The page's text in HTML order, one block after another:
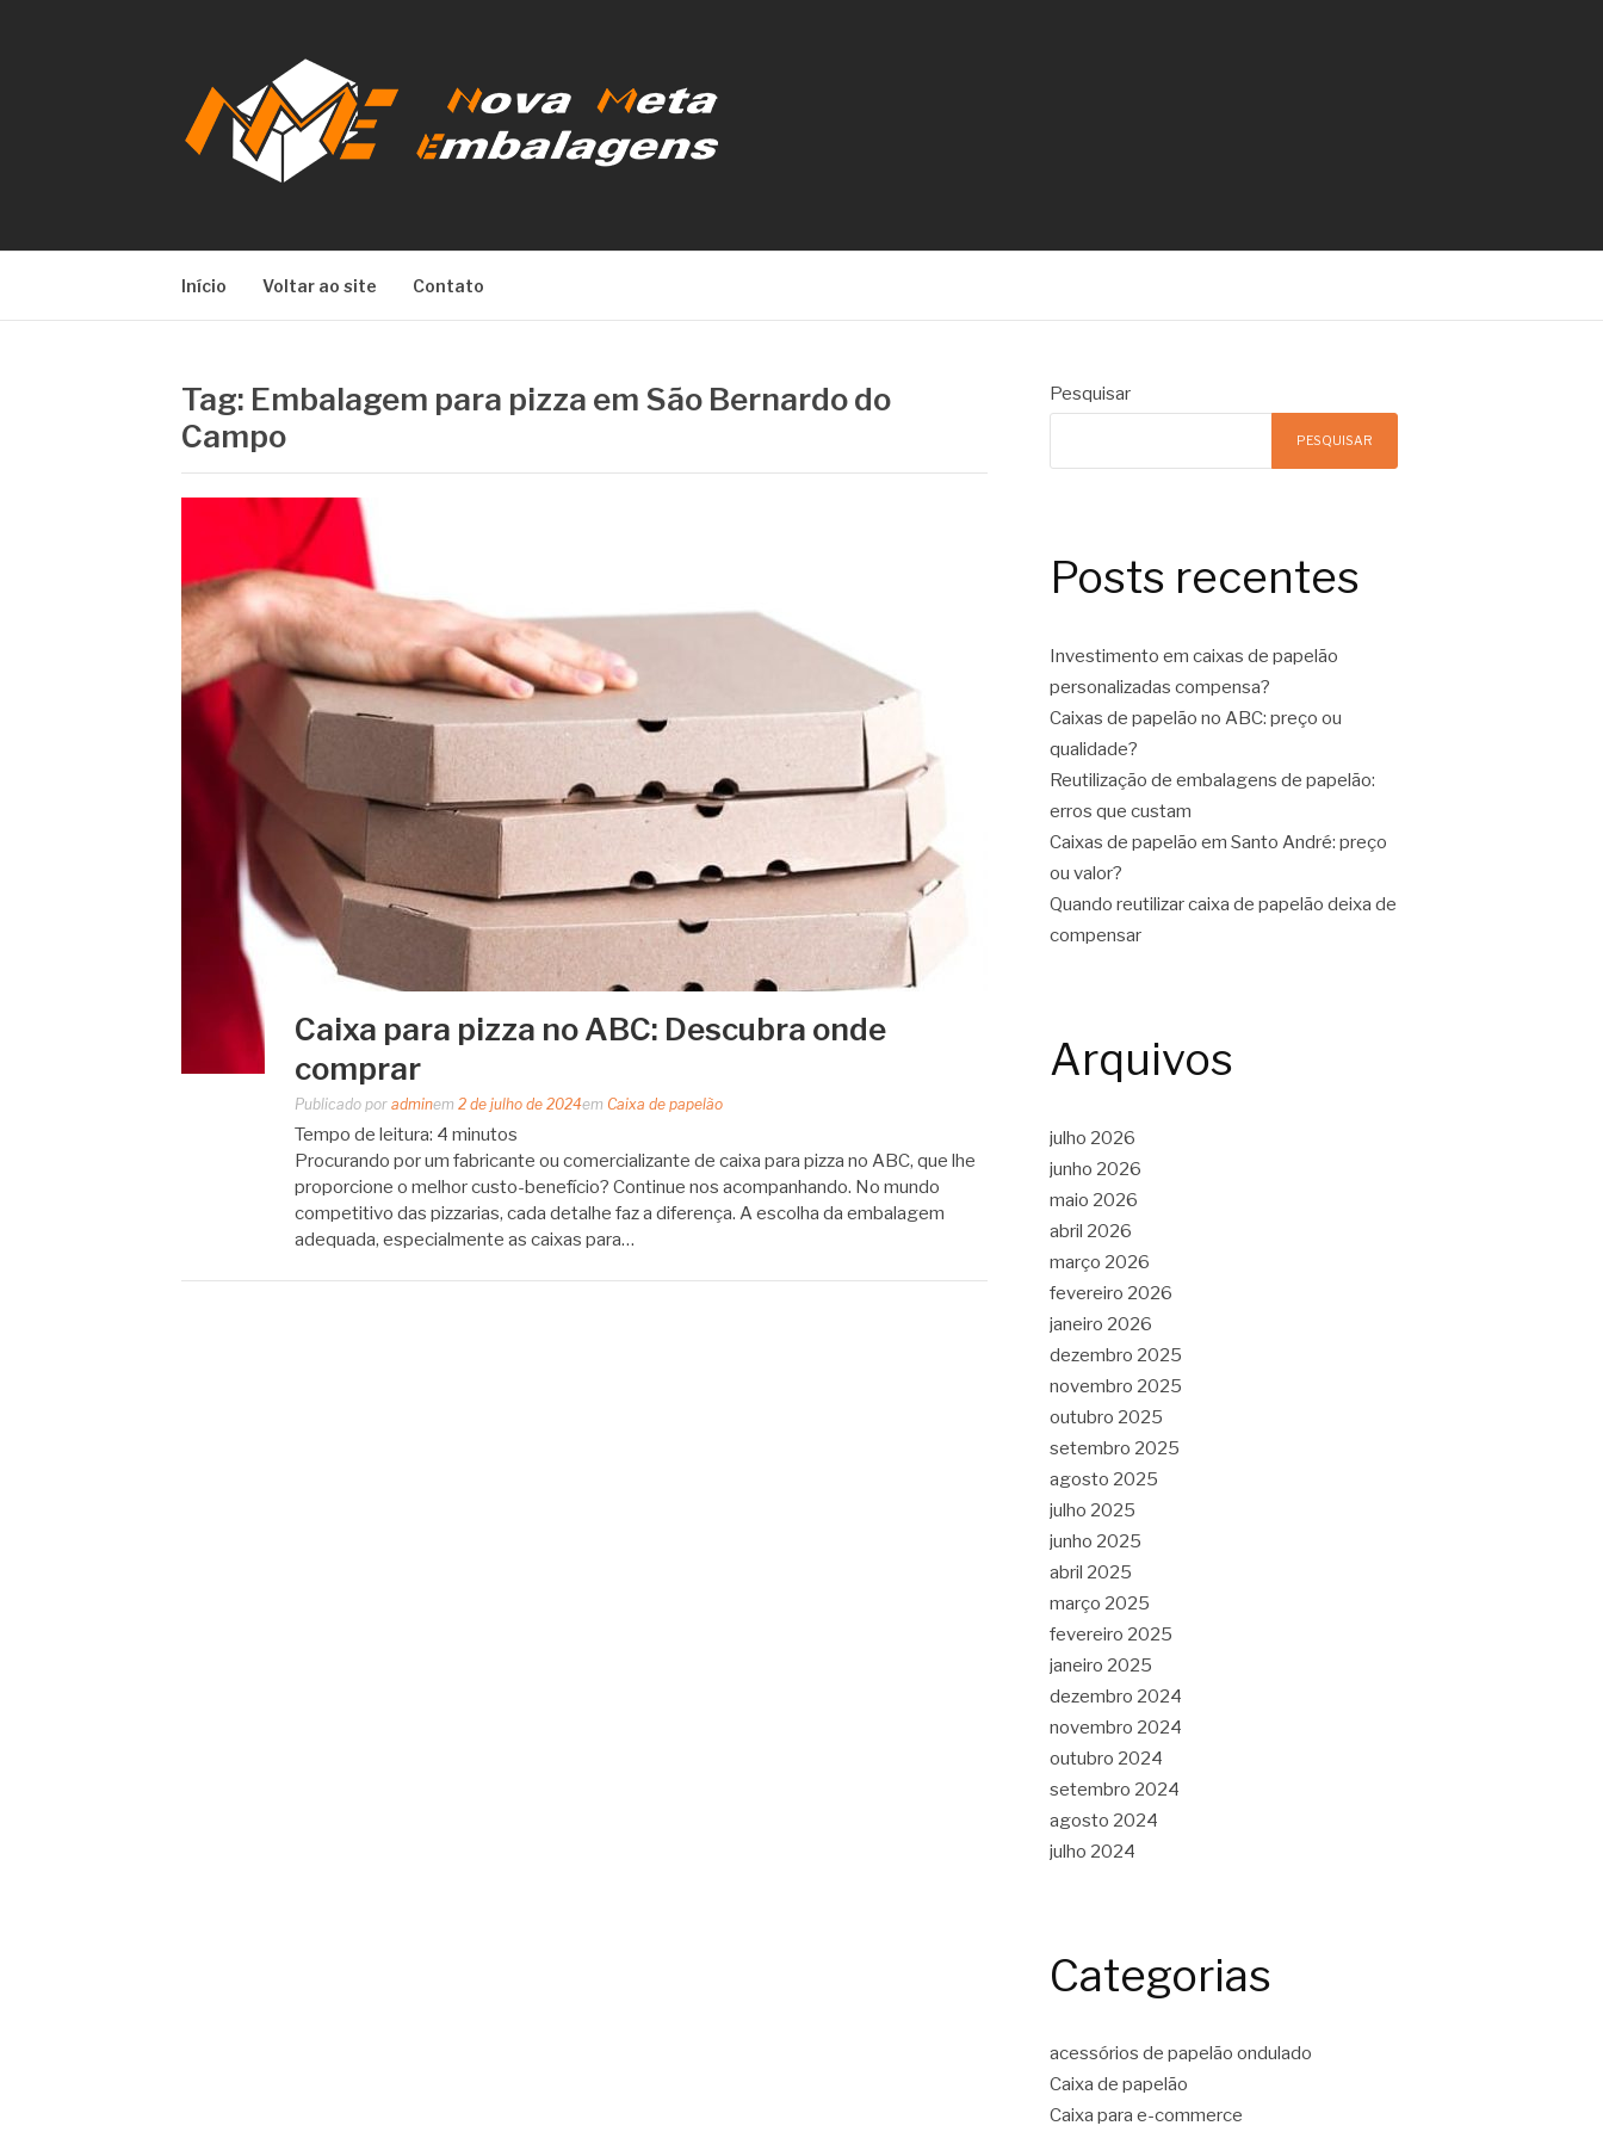
Início Voltar ao site Contato
Tag: Embalagem para pizza em São Bernardo do
Campo
Caixa para pizza no ABC: Descubra onde
comprar
Publicado por adminem 2 de julho de 2024em Caixa de papelão
Tempo de leitura: 4 minutos
Procurando por um fabricante ou comercializante de caixa para pizza no ABC, que lhe
proporcione o melhor custo-benefício? Continue nos acompanhando. No mundo
competitivo das pizzarias, cada detalhe faz a diferença. A escolha da embalagem
adequada, especialmente as caixas para…
Pesquisar
PESQUISAR
Posts recentes
Investimento em caixas de papelão
personalizadas compensa?
Caixas de papelão no ABC: preço ou
qualidade?
Reutilização de embalagens de papelão:
erros que custam
Caixas de papelão em Santo André: preço
ou valor?
Quando reutilizar caixa de papelão deixa de
compensar
Arquivos
julho 2026
junho 2026
maio 2026
abril 2026
março 2026
fevereiro 2026
janeiro 2026
dezembro 2025
novembro 2025
outubro 2025
setembro 2025
agosto 2025
julho 2025
junho 2025
abril 2025
março 2025
fevereiro 2025
janeiro 2025
dezembro 2024
novembro 2024
outubro 2024
setembro 2024
agosto 2024
julho 2024
Categorias
acessórios de papelão ondulado
Caixa de papelão
Caixa para e-commerce